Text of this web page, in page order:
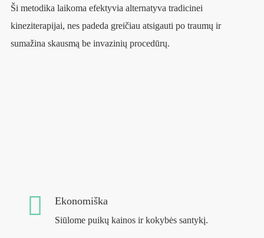
Ši metodika laikoma efektyvia alternatyva tradicinei
kineziterapijai, nes padeda greičiau atsigauti po traumų ir
sumažina skausmą be invazinių procedūrų.
Ekonomiška
Siūlome puikų kainos ir kokybės santykį.